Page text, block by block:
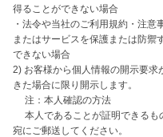
得ることができない場合
・法令や当社のご利用規約・注
またはサービスを保護または防禦
できない場合
2) お客様から個人情報の開示要
きた場合に限り開示します。
注：本人確認の方法
本人であることが証明できるも
宛にご郵送してください。